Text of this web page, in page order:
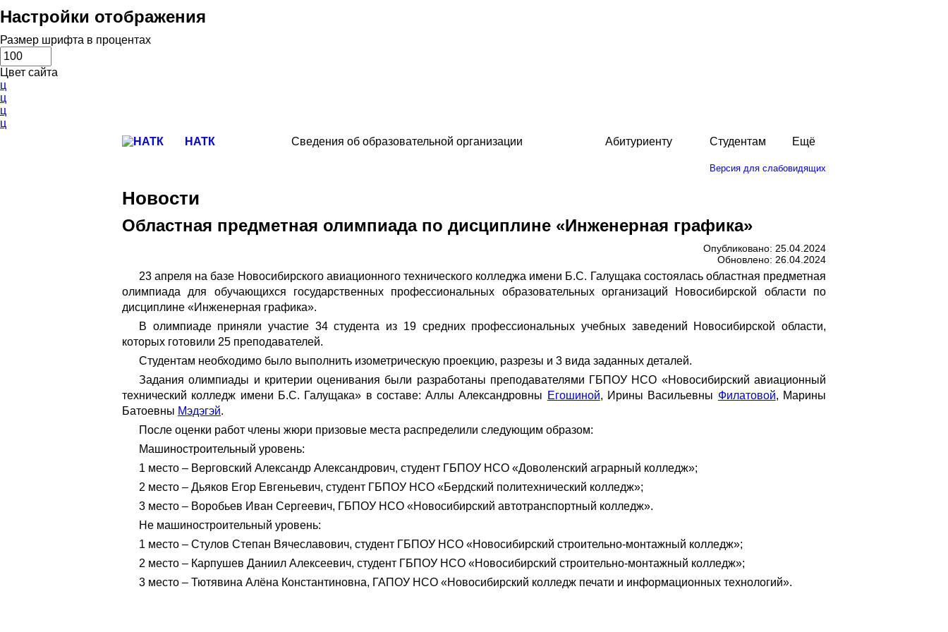
Настройки отображения
Размер шрифта в процентах
Цвет сайта
ц
ц
ц
ц
НАТК
Сведения об образовательной организации Абитуриенту Студентам Ещё
Версия для слабовидящих
Новости
Областная предметная олимпиада по дисциплине «Инженерная графика»
Опубликовано: 25.04.2024
Обновлено: 26.04.2024
23 апреля на базе Новосибирского авиационного технического колледжа имени Б.С. Галущака состоялась областная предметная
олимпиада для обучающихся государственных профессиональных образовательных организаций Новосибирской области по
дисциплине «Инженерная графика».
В олимпиаде приняли участие 34 студента из 19 средних профессиональных учебных заведений Новосибирской области,
которых готовили 25 преподавателей.
Студентам необходимо было выполнить изометрическую проекцию, разрезы и 3 вида заданных деталей.
Задания олимпиады и критерии оценивания были разработаны преподавателями ГБПОУ НСО «Новосибирский авиационный
технический колледж имени Б.С. Галущака» в составе: Аллы Александровны Егошиной, Ирины Васильевны Филатовой, Марины
Батоевны Мэдэгэй.
После оценки работ члены жюри призовые места распределили следующим образом:
Машиностроительный уровень:
1 место – Верговский Александр Александрович, студент ГБПОУ НСО «Доволенский аграрный колледж»;
2 место – Дьяков Егор Евгеньевич, студент ГБПОУ НСО «Бердский политехнический колледж»;
3 место – Воробьев Иван Сергеевич, ГБПОУ НСО «Новосибирский автотранспортный колледж».
Не машиностроительный уровень:
1 место – Стулов Степан Вячеславович, студент ГБПОУ НСО «Новосибирский строительно-монтажный колледж»;
2 место – Карпушев Даниил Алексеевич, студент ГБПОУ НСО «Новосибирский строительно-монтажный колледж»;
3 место – Тютявина Алёна Константиновна, ГАПОУ НСО «Новосибирский колледж печати и информационных технологий».